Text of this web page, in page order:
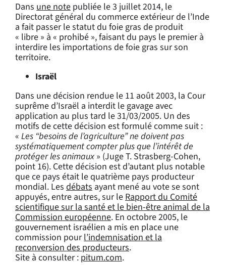
Dans une note publiée le 3 juillet 2014, le
Directorat général du commerce extérieur de l’Inde
a fait passer le statut du foie gras de produit
« libre » à « prohibé », faisant du pays le premier à
interdire les importations de foie gras sur son
territoire.
Israël
Dans une décision rendue le 11 août 2003, la Cour
suprême d’Israël a interdit le gavage avec
application au plus tard le 31/03/2005. Un des
motifs de cette décision est formulé comme suit :
« Les “besoins de l’agriculture” ne doivent pas
systématiquement compter plus que l’intérêt de
protéger les animaux » (Juge T. Strasberg-Cohen,
point 16). Cette décision est d’autant plus notable
que ce pays était le quatrième pays producteur
mondial. Les débats ayant mené au vote se sont
appuyés, entre autres, sur leRapport du Comité
scientifique sur la santé et le bien-être animal de la
Commission européenne. En octobre 2005, le
gouvernement israélien a mis en place une
commission pourl’indemnisation et la
reconversion des producteurs.
Site à consulter : pitum.com.